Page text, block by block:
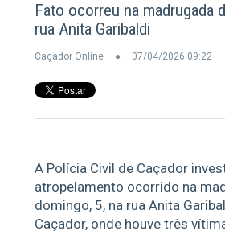
Fato ocorreu na madrugada
rua Anita Garibaldi
Caçador Online 07/04/2026 09:22
A Polícia Civil de Caçador
atropelamento ocorrido na
domingo, 5, na rua Anita
Caçador, onde houve três